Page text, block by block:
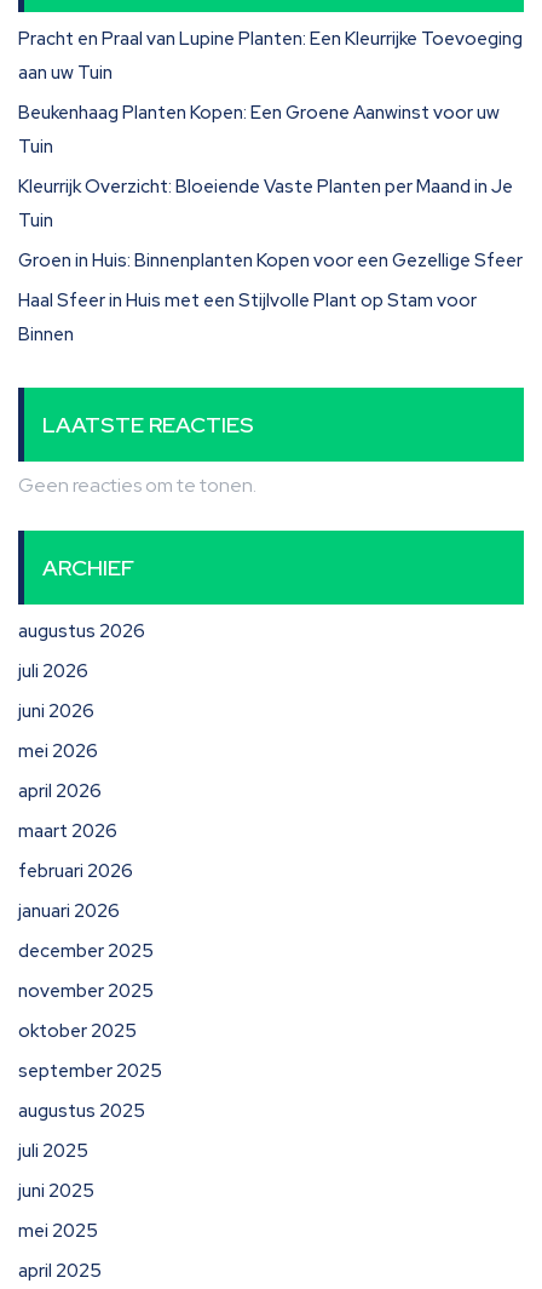
Pracht en Praal van Lupine Planten: Een Kleurrijke Toevoeging
aan uw Tuin
Beukenhaag Planten Kopen: Een Groene Aanwinst voor uw
Tuin
Kleurrijk Overzicht: Bloeiende Vaste Planten per Maand in Je
Tuin
Groen in Huis: Binnenplanten Kopen voor een Gezellige Sfeer
Haal Sfeer in Huis met een Stijlvolle Plant op Stam voor
Binnen
LAATSTE REACTIES
Geen reacties om te tonen.
ARCHIEF
augustus 2026
juli 2026
juni 2026
mei 2026
april 2026
maart 2026
februari 2026
januari 2026
december 2025
november 2025
oktober 2025
september 2025
augustus 2025
juli 2025
juni 2025
mei 2025
april 2025